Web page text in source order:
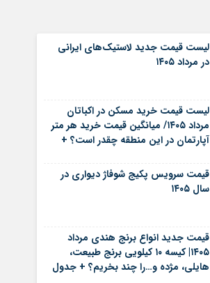
لیست قیمت جدید لاستیک‌های ایرانی
در مرداد ۱۴۰۵
لیست قیمت خرید مسکن در اکباتان
مرداد ۱۴۰۵/ میانگین قیمت خرید هر متر
آپارتمان در این منطقه چقدر است؟ +
قیمت سرویس پکیج شوفاژ دیواری در
سال ۱۴۰۵
قیمت جدید انواع برنج هندی مرداد
۱۴۰۵| کیسه ۱۰ کیلویی برنج طبیعت،
هایلی، مژده و…را چند بخریم؟ + جدول